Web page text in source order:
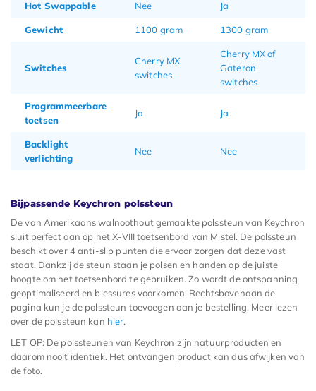
Hot Swappable Nee Ja
Gewicht 1100 gram 1300 gram
Switches
Cherry MX
switches
Cherry MX of
Gateron
switches
Programmeerbare
toetsen
Ja Ja
Backlight
verlichting
Nee Nee
Bijpassende Keychron polssteun
De van Amerikaans walnoothout gemaakte polssteun van Keychron
sluit perfect aan op het X-VIII toetsenbord van Mistel. De polssteun
beschikt over 4 anti-slip punten die ervoor zorgen dat deze vast
staat. Dankzij de steun staan je polsen en handen op de juiste
hoogte om het toetsenbord te gebruiken. Zo wordt de ontspanning
geoptimaliseerd en blessures voorkomen. Rechtsbovenaan de
pagina kun je de polssteun toevoegen aan je bestelling. Meer lezen
over de polssteun kan hier.
LET OP: De polssteunen van Keychron zijn natuurproducten en
daarom nooit identiek. Het ontvangen product kan dus afwijken van
de foto.